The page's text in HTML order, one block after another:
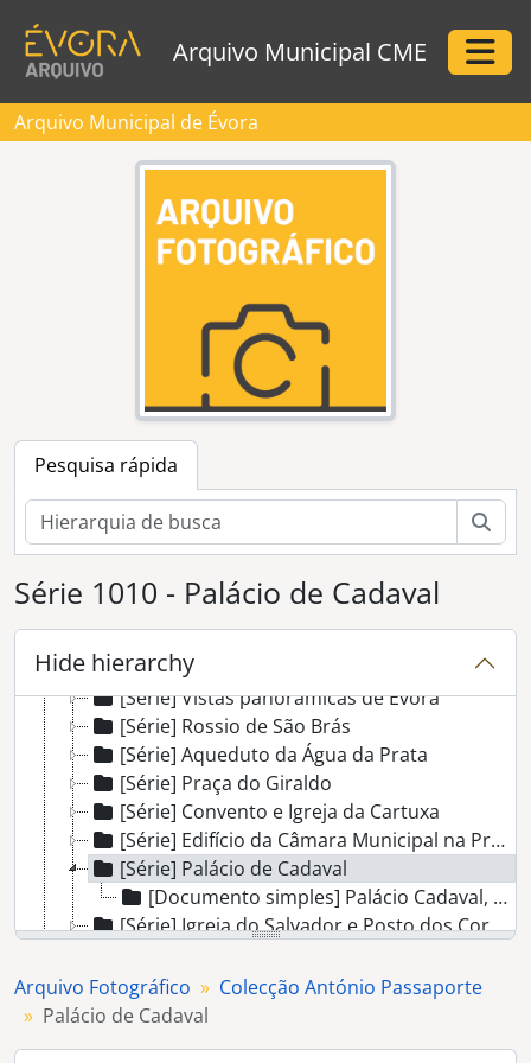
Arquivo Municipal CME
Arquivo Municipal de Évora
Pesquisa rápida
Série 1010 - Palácio de Cadaval
Hide hierarchy
[Instituição arquivística] Arquivo Fotográfico
[Coleção] Colecção António Passaporte
[Série] Porta Nova
[Série] Base de altar de proveniência não identificada
[Série] Vistas panorâmicas de Évora
[Série] Rossio de São Brás
[Série] Aqueduto da Água da Prata
[Série] Praça do Giraldo
[Série] Convento e Igreja da Cartuxa
[Série] Edifício da Câmara Municipal na Praça do Sertório
[Série] Palácio de Cadaval
[Documento simples] Palácio Cadaval, conhecido pelas cinco quinas
[Série] Igreja do Salvador e Posto dos Correios
[Série] Palácio de D. Manuel
[Série] Sé de Évora
Arquivo Fotográfico
Colecção António Passaporte
Palácio de Cadaval